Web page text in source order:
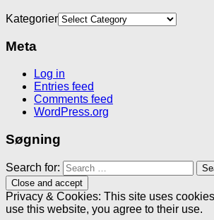
Kategorier
Meta
Log in
Entries feed
Comments feed
WordPress.org
Søgning
Search for:
Privacy & Cookies: This site uses
use this website, you agree to their use.